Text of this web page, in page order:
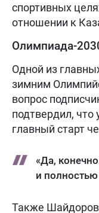
спортивных
отношении к
Олимпиада-
Одной из
зимним
вопрос
подтвердил, что
главный старт
«Да,
и полностью
Также Шайдоров